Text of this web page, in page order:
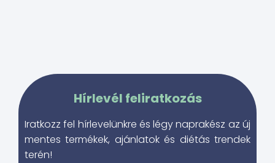
Hírlevél feliratkozás
Iratkozz fel hírlevelünkre és légy naprakész az új
mentes termékek, ajánlatok és diétás trendek
terén!